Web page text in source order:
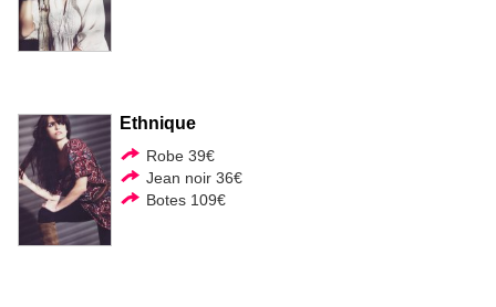
Ethnique
Robe 39€
Jean noir 36€
Botes 109€